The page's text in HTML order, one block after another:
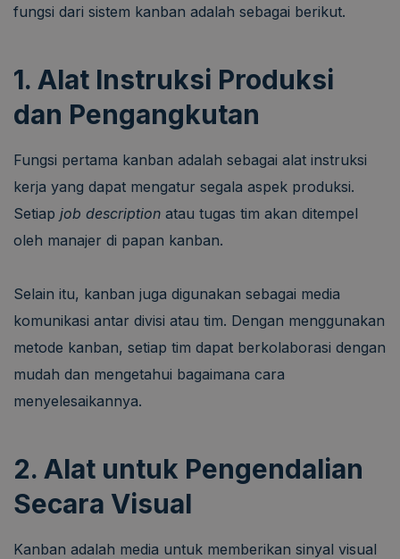
fungsi dari sistem kanban adalah sebagai berikut.
1. Alat Instruksi Produksi
dan Pengangkutan
Fungsi pertama kanban adalah sebagai alat instruksi
kerja yang dapat mengatur segala aspek produksi.
Setiap job description atau tugas tim akan ditempel
oleh manajer di papan kanban.
Selain itu, kanban juga digunakan sebagai media
komunikasi antar divisi atau tim. Dengan menggunakan
metode kanban, setiap tim dapat berkolaborasi dengan
mudah dan mengetahui bagaimana cara
menyelesaikannya.
2. Alat untuk Pengendalian
Secara Visual
Kanban adalah media untuk memberikan sinyal visual